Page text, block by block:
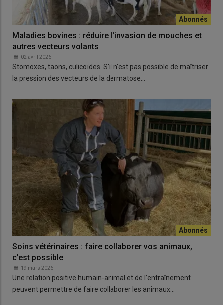
Maladies bovines : réduire l'invasion de mouches et
autres vecteurs volants
02 avril 2026
Stomoxes, taons, culicoïdes. S'il n'est pas possible de maîtriser
la pression des vecteurs de la dermatose…
Soins vétérinaires : faire collaborer vos animaux,
c’est possible
19 mars 2026
Une relation positive humain-animal et de l’entraînement
peuvent permettre de faire collaborer les animaux…